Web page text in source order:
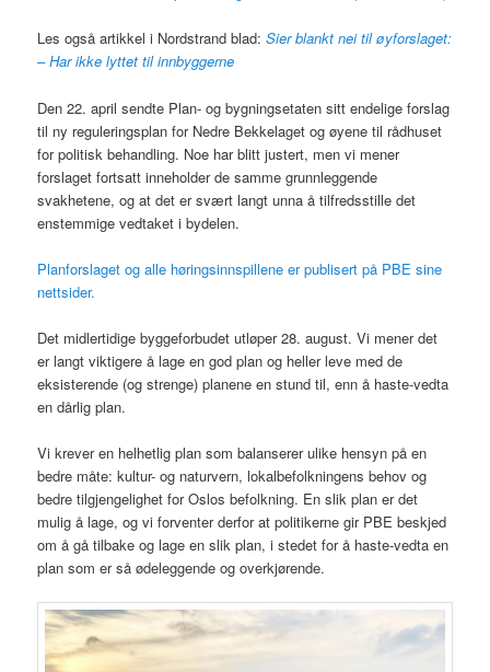
Les også artikkel i Nordstrand blad:Sier blankt nei til øyforslaget:
– Har ikke lyttet til innbyggerne
Den 22. april sendte Plan- og bygningsetaten sitt endelige forslag
til ny reguleringsplan for Nedre Bekkelaget og øyene til rådhuset
for politisk behandling. Noe har blitt justert, men vi mener
forslaget fortsatt inneholder de samme grunnleggende
svakhetene, og at det er svært langt unna å tilfredsstille det
enstemmige vedtaket i bydelen.
Planforslaget og alle høringsinnspillene er publisert på PBE sine
nettsider.
Det midlertidige byggeforbudet utløper 28. august. Vi mener det
er langt viktigere å lage en god plan og heller leve med de
eksisterende (og strenge) planene en stund til, enn å haste-vedta
en dårlig plan.
Vi krever en helhetlig plan som balanserer ulike hensyn på en
bedre måte: kultur- og naturvern, lokalbefolkningens behov og
bedre tilgjengelighet for Oslos befolkning. En slik plan er det
mulig å lage, og vi forventer derfor at politikerne gir PBE beskjed
om å gå tilbake og lage en slik plan, i stedet for å haste-vedta en
plan som er så ødeleggende og overkjørende.